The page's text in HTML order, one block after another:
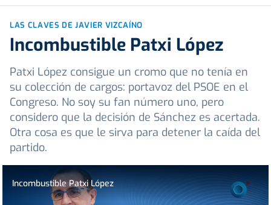
LAS CLAVES DE JAVIER VIZCAÍNO
Incombustible Patxi López
Patxi López consigue un cromo que no tenía en
su colección de cargos: portavoz del PSOE en el
Congreso. No soy su fan número uno, pero
considero que la decisión de Sánchez es acertada.
Otra cosa es que le sirva para detener la caída del
partido.
Incombustible Patxi López